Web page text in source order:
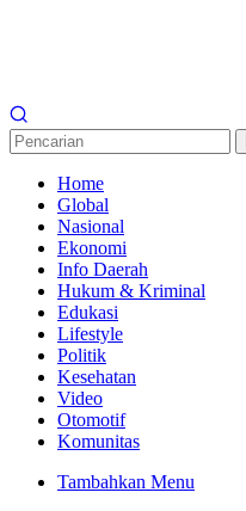
Home
Global
Nasional
Ekonomi
Info Daerah
Hukum & Kriminal
Edukasi
Lifestyle
Politik
Kesehatan
Video
Otomotif
Komunitas
Tambahkan Menu